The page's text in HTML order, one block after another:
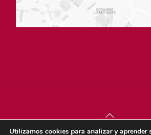
Utilizamos cookies para analizar y aprender